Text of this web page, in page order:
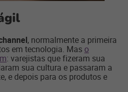
, normalmente a primeira
em tecnologia. Mas o
: varejistas que fizeram sua
sua cultura e passaram a
e depois para os produtos e